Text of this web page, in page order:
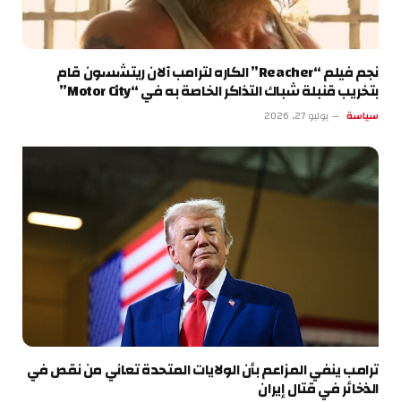
نجم فيلم “Reacher” الكاره لترامب آلان ريتشسون قام
بتخريب قنبلة شباك التذاكر الخاصة به في “Motor City”
سياسة يوليو 27, 2026
ترامب ينفي المزاعم بأن الولايات المتحدة تعاني من نقص في
الذخائر في قتال إيران